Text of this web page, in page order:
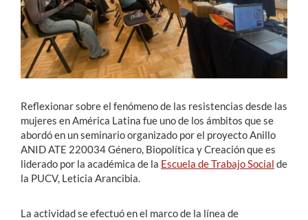
Funcionarios
Alumni
Reflexionar sobre el fenómeno de las resistencias desde las
mujeres en América Latina fue uno de los ámbitos que se
abordó en un seminario organizado por el proyecto Anillo
ANID ATE 220034 Género, Biopolítica y Creación que es
liderado por la académica de la Escuela de Trabajo Social de
la PUCV, Leticia Arancibia.
La actividad se efectuó en el marco de la línea de